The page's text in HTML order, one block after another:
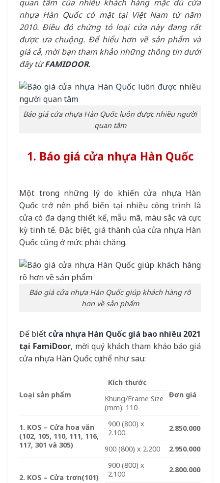
quan tâm của nhiều khách hàng mặc dù cửa
nhựa Hàn Quốc có mặt tại Việt Nam từ năm
2010. Điều đó chứng tỏ loại cửa này đang rất
được ưa chuộng. Để hiểu hơn về sản phẩm và
giá cả, mời bạn tham khảo những thông tin dưới
đây từFAMIDOOR.
Báo giá cửa nhựa Hàn Quốc luôn được nhiều người
quan tâm
1. Báo giá cửa nhựa Hàn Quốc
Một trong những lý do khiến cửa nhựa Hàn
Quốc trở nên phổ biến tại nhiều công trình là
cửa có đa dạng thiết kế, mẫu mã, màu sắc và cực
kỳ tinh tế. Đặc biệt, giá thành của cửa nhựa Hàn
Quốc cũng ở mức phải chăng.
Báo giá cửa nhựa Hàn Quốc giúp khách hàng rõ
hơn về sản phẩm
Để biết cửa nhựa Hàn Quốc giá bao nhiêu 2021
tại FamiDoor, mời quý khách tham khảo báo giá
cửa nhựa Hàn Quốc cụ thể như sau:
Loại sản phẩm
Kích thước
Đơn giá
Khung/Frame Size
(mm): 110
1. KOS – Cửa hoa văn
(102, 105, 110, 111, 116,
117, 301 và 305)
900 (800) x
2.100
2.850.000
900 (800) x 2.200 2.950.000
2. KOS – Cửa trơn(101)
900 (800) x
2.100
2.800.000